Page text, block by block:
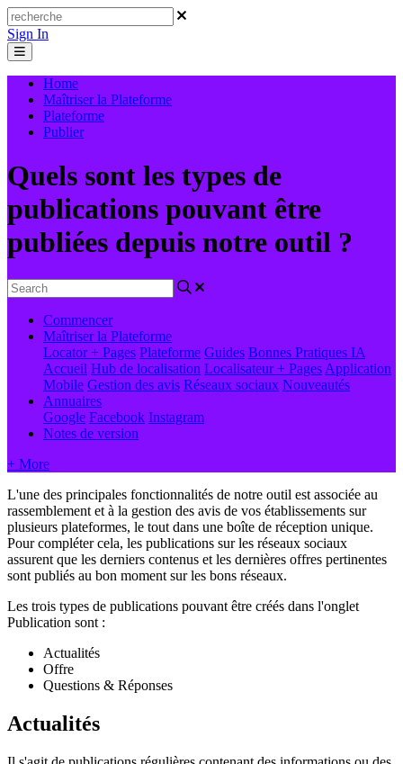
Sign In
Home
Maîtriser la Plateforme
Plateforme
Publier
Quels sont les types de
publications pouvant être
publiées depuis notre outil ?
Commencer
Maîtriser la Plateforme
Locator + Pages Plateforme Guides Bonnes Pratiques IA
Accueil Hub de localisation Localisateur + Pages Application
Mobile Gestion des avis Réseaux sociaux Nouveautés
Annuaires
Google Facebook Instagram
Notes de version
+ More
L'une des principales fonctionnalités de notre outil est associée au
rassemblement et à la gestion des avis de vos établissements sur
plusieurs plateformes, le tout dans une boîte de réception unique.
Pour compléter cela, les publications sur les réseaux sociaux
assurent que les derniers contenus et les dernières offres pertinentes
sont publiés au bon moment sur les bons réseaux.
Les trois types de publications pouvant être créés dans l'onglet
Publication sont :
Actualités
Offre
Questions & Réponses
Actualités